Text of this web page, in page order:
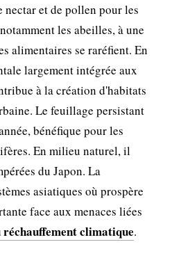
nectar et de pollen pour les
les abeilles, à une
alimentaires se raréfient. En
largement intégrée aux
à la création d'habitats
Le feuillage persistant
bénéfique pour les
En milieu naturel, il
du Japon. La
asiatiques où prospère
face aux menaces liées
réchauffement climatique.